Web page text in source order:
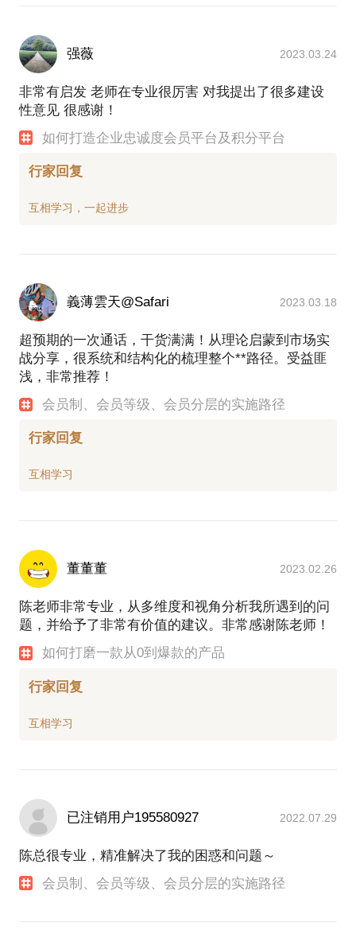
强薇 2023.03.24
非常有启发 老师在专业很厉害 对我提出了很多建设
性意见 很感谢！
如何打造企业忠诚度会员平台及积分平台
行家回复
義薄雲天@Safari 2023.03.18
超预期的一次通话，干货满满！从理论启蒙到市场实
战分享，很系统和结构化的梳理整个**路径。受益匪
浅，非常推荐！
会员制、会员等级、会员分层的实施路径
行家回复
董董董 2023.02.26
陈老师非常专业，从多维度和视角分析我所遇到的问
题，并给予了非常有价值的建议。非常感谢陈老师！
如何打磨一款从0到爆款的产品
行家回复
已注销用户195580927 2022.07.29
陈总很专业，精准解决了我的困惑和问题～
会员制、会员等级、会员分层的实施路径